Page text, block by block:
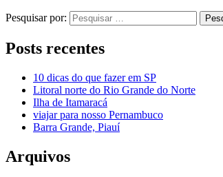
Pesquisar por:
Posts recentes
10 dicas do que fazer em SP
Litoral norte do Rio Grande do Norte
Ilha de Itamaracá
viajar para nosso Pernambuco
Barra Grande, Piauí
Arquivos